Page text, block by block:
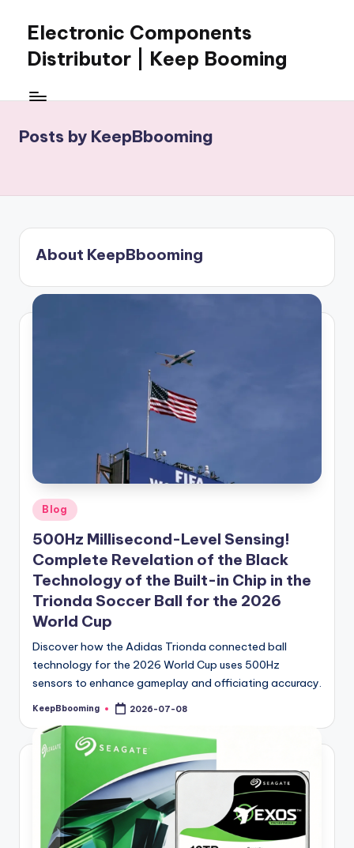
content
Electronic Components
Distributor | Keep Booming
Booming
electronic
and
BOM
sourcing
support
for
Posts by KeepBbooming
About KeepBbooming
Posted
in
Blog
500Hz Millisecond-Level Sensing!
Complete Revelation of the Black
Technology of the Built-in Chip in the
Trionda Soccer Ball for the 2026
World Cup
Discover how the Adidas Trionda connected ball
technology for the 2026 World Cup uses 500Hz
sensors to enhance gameplay and officiating accuracy.
Posted
KeepBbooming 2026-07-08